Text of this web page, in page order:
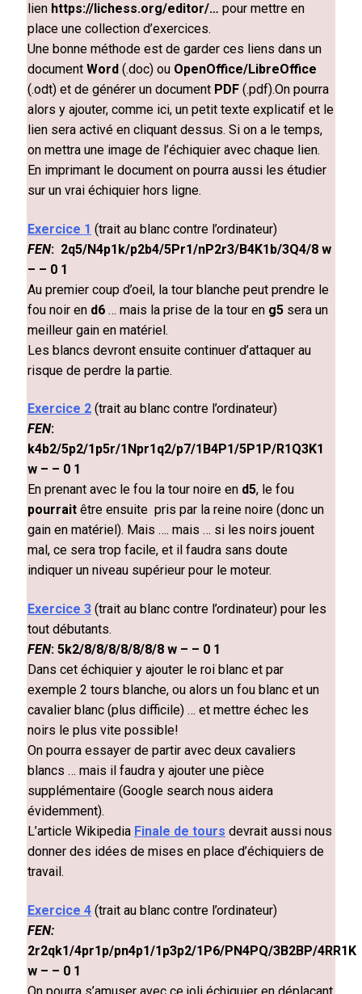
lien https://lichess.org/editor/… pour mettre en
place une collection d’exercices.
Une bonne méthode est de garder ces liens dans un
document Word (.doc) ou OpenOffice/LibreOffice
(.odt) et de générer un document PDF (.pdf).On pourra
alors y ajouter, comme ici, un petit texte explicatif et le
lien sera activé en cliquant dessus. Si on a le temps,
on mettra une image de l’échiquier avec chaque lien.
En imprimant le document on pourra aussi les étudier
sur un vrai échiquier hors ligne.
Exercice 1 (trait au blanc contre l’ordinateur)
FEN: 2q5/N4p1k/p2b4/5Pr1/nP2r3/B4K1b/3Q4/8 w
– – 0 1
Au premier coup d’oeil, la tour blanche peut prendre le
fou noir en d6 … mais la prise de la tour en g5 sera un
meilleur gain en matériel.
Les blancs devront ensuite continuer d’attaquer au
risque de perdre la partie.
Exercice 2 (trait au blanc contre l’ordinateur)
FEN:
k4b2/5p2/1p5r/1Npr1q2/p7/1B4P1/5P1P/R1Q3K1
w – – 0 1
En prenant avec le fou la tour noire en d5, le fou
pourrait être ensuite pris par la reine noire (donc un
gain en matériel). Mais …. mais … si les noirs jouent
mal, ce sera trop facile, et il faudra sans doute
indiquer un niveau supérieur pour le moteur.
Exercice 3 (trait au blanc contre l’ordinateur) pour les
tout débutants.
FEN: 5k2/8/8/8/8/8/8/8 w – – 0 1
Dans cet échiquier y ajouter le roi blanc et par
exemple 2 tours blanche, ou alors un fou blanc et un
cavalier blanc (plus difficile) … et mettre échec les
noirs le plus vite possible!
On pourra essayer de partir avec deux cavaliers
blancs … mais il faudra y ajouter une pièce
supplémentaire (Google search nous aidera
évidemment).
L’article Wikipedia Finale de tours devrait aussi nous
donner des idées de mises en place d’échiquiers de
travail.
Exercice 4 (trait au blanc contre l’ordinateur)
FEN:
2r2qk1/4pr1p/pn4p1/1p3p2/1P6/PN4PQ/3B2BP/4RR1K
w – – 0 1
On pourra s’amuser avec ce joli échiquier en déplaçant